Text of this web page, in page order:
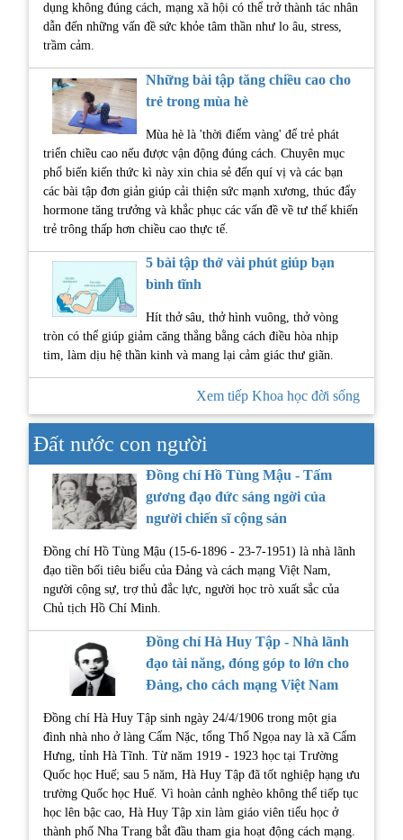
dụng không đúng cách, mạng xã hội có thể trở thành tác nhân
dẫn đến những vấn đề sức khỏe tâm thần như lo âu, stress,
trầm cảm.
Những bài tập tăng chiều cao cho
trẻ trong mùa hè
Mùa hè là 'thời điểm vàng' để trẻ phát
triển chiều cao nếu được vận động đúng cách. Chuyên mục
phổ biến kiến thức kì này xin chia sẻ đến quí vị và các bạn
các bài tập đơn giản giúp cải thiện sức mạnh xương, thúc đẩy
hormone tăng trưởng và khắc phục các vấn đề về tư thế khiến
trẻ trông thấp hơn chiều cao thực tế.
5 bài tập thở vài phút giúp bạn
bình tĩnh
Hít thở sâu, thở hình vuông, thở vòng
tròn có thể giúp giảm căng thẳng bằng cách điều hòa nhịp
tim, làm dịu hệ thần kinh và mang lại cảm giác thư giãn.
Xem tiếp Khoa học đời sống
Đất nước con người
Đồng chí Hồ Tùng Mậu - Tấm
gương đạo đức sáng ngời của
người chiến sĩ cộng sản
Đồng chí Hồ Tùng Mậu (15-6-1896 - 23-7-1951) là nhà lãnh
đạo tiền bối tiêu biểu của Đảng và cách mạng Việt Nam,
người cộng sự, trợ thủ đắc lực, người học trò xuất sắc của
Chủ tịch Hồ Chí Minh.
Đồng chí Hà Huy Tập - Nhà lãnh
đạo tài năng, đóng góp to lớn cho
Đảng, cho cách mạng Việt Nam
Đồng chí Hà Huy Tập sinh ngày 24/4/1906 trong một gia
đình nhà nho ở làng Cẩm Nặc, tổng Thổ Ngọa nay là xã Cẩm
Hưng, tỉnh Hà Tĩnh. Từ năm 1919 - 1923 học tại Trường
Quốc học Huế; sau 5 năm, Hà Huy Tập đã tốt nghiệp hạng ưu
trường Quốc học Huế. Vì hoàn cảnh nghèo không thể tiếp tục
học lên bậc cao, Hà Huy Tập xin làm giáo viên tiểu học ở
thành phố Nha Trang bắt đầu tham gia hoạt động cách mạng.